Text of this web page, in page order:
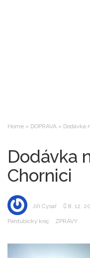
Home » DOPRAVA » Dodávka
Dodávka
Chornici
Jiří Cysař 8. 12.
Pardubický kraj ZPRÁVY